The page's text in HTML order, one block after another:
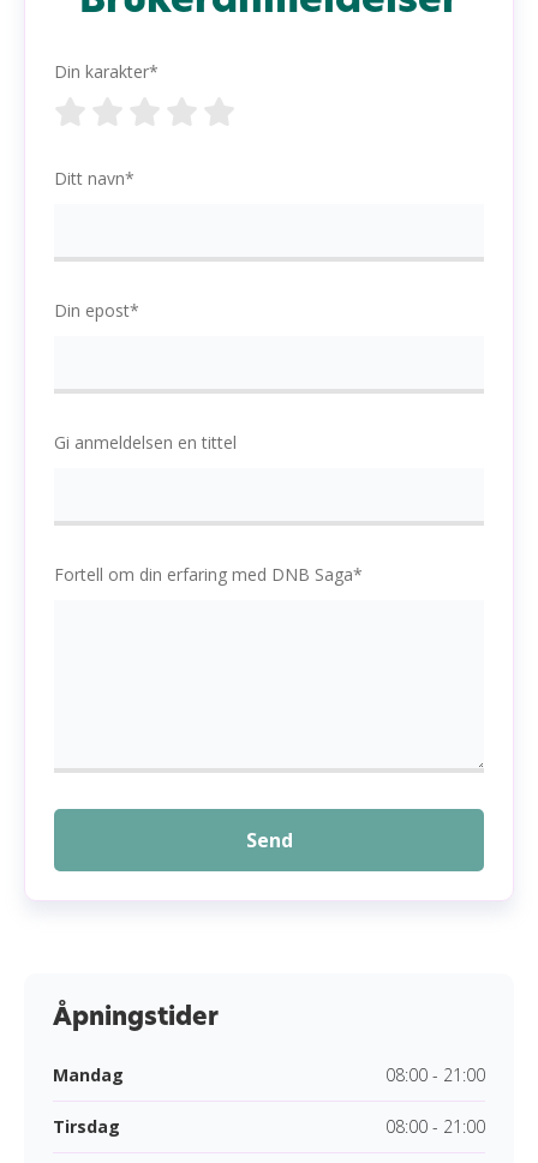
Din karakter*
Ditt navn*
Din epost*
Gi anmeldelsen en tittel
Fortell om din erfaring med DNB Saga*
Send
Åpningstider
Mandag 08:00 - 21:00
Tirsdag 08:00 - 21:00